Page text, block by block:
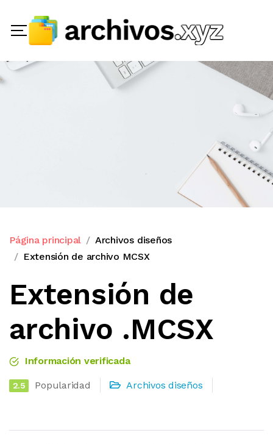
Página principal
Archivos diseños
Extensión de archivo MCSX
Extensión de
archivo .MCSX
Información verificada
2.5 Popularidad Archivos diseños